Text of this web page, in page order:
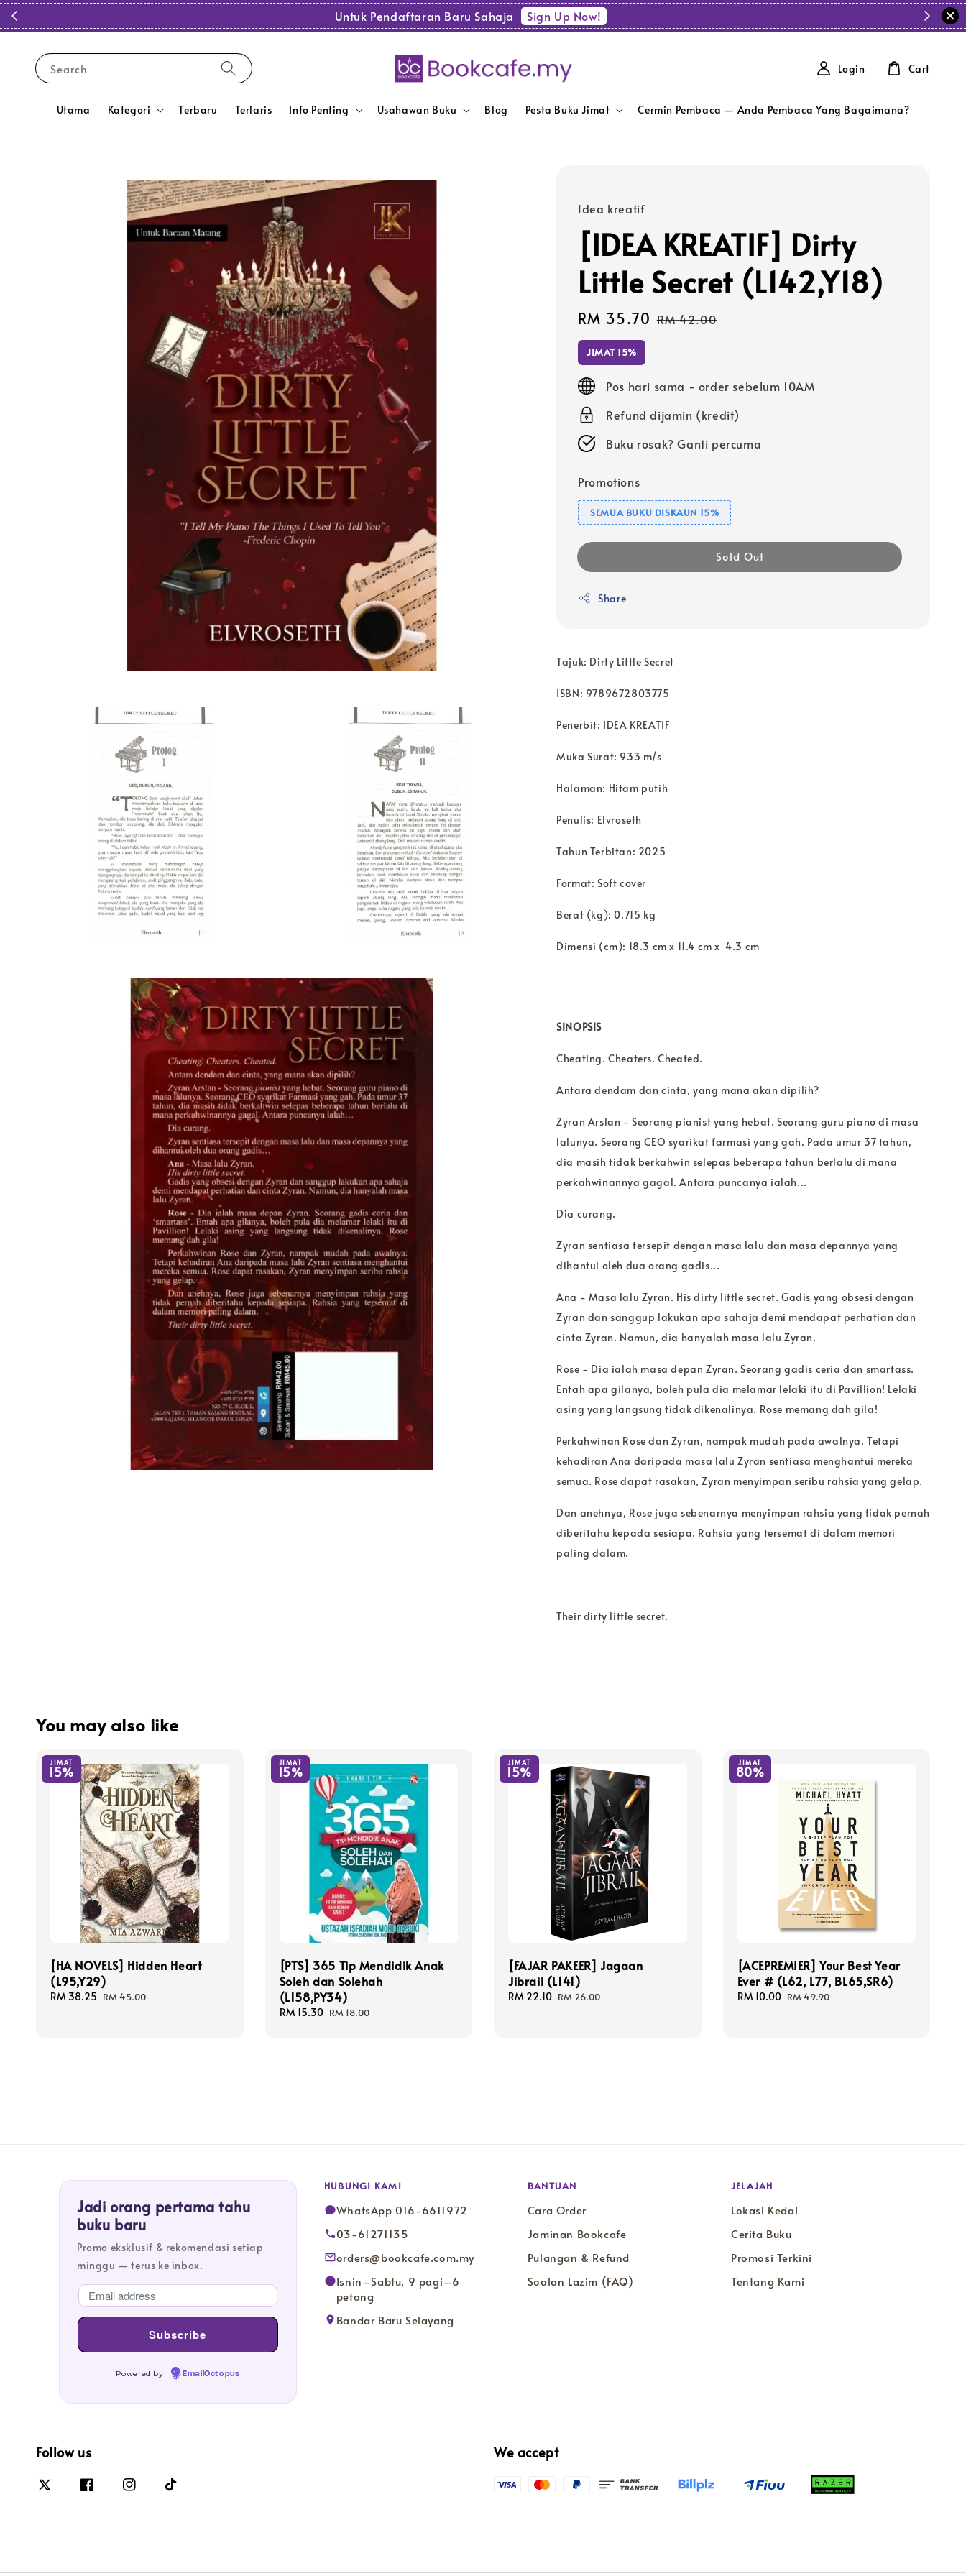
Untuk Pendaftaran Baru Sahaja Sign Up Now!
Search
Utama Kategori Terbaru Terlaris Info Penting Usahawan Buku Blog Pesta Buku Jimat Cermin Pembaca — Anda Pembaca Yang Bagaimana?
Login Cart
Idea kreatif
[IDEA KREATIF] Dirty
Little Secret (L142,Y18)
Sale
price
RM 35.70 Regular
RM 42.00
JIMAT 15%
Pos hari sama - order sebelum 10AM
Refund dijamin (kredit)
Buku rosak? Ganti percuma
Promotions
SEMUA BUKU DISKAUN 15%
Sold Out
Share
Tajuk: Dirty Little Secret
ISBN: 9789672803775
Penerbit: IDEA KREATIF
Muka Surat: 933 m/s
Halaman: Hitam putih
Penulis: Elvroseth
Tahun Terbitan: 2025
Format: Soft cover
Berat (kg): 0.715 kg
Dimensi (cm): 18.3 cm x 11.4 cm x 4.3 cm
SINOPSIS
Cheating. Cheaters. Cheated.
Antara dendam dan cinta, yang mana akan dipilih?
Zyran Arslan - Seorang pianist yang hebat. Seorang guru piano di masa
lalunya. Seorang CEO syarikat farmasi yang gah. Pada umur 37 tahun,
dia masih tidak berkahwin selepas beberapa tahun berlalu di mana
perkahwinannya gagal. Antara puncanya ialah...
Dia curang.
Zyran sentiasa tersepit dengan masa lalu dan masa depannya yang
dihantui oleh dua orang gadis...
Ana - Masa lalu Zyran. His dirty little secret. Gadis yang obsesi dengan
Zyran dan sanggup lakukan apa sahaja demi mendapat perhatian dan
cinta Zyran. Namun, dia hanyalah masa lalu Zyran.
Rose - Dia ialah masa depan Zyran. Seorang gadis ceria dan smartass.
Entah apa gilanya, boleh pula dia melamar lelaki itu di Pavillion! Lelaki
asing yang langsung tidak dikenalinya. Rose memang dah gila!
Perkahwinan Rose dan Zyran, nampak mudah pada awalnya. Tetapi
kehadiran Ana daripada masa lalu Zyran sentiasa menghantui mereka
semua. Rose dapat rasakan, Zyran menyimpan seribu rahsia yang gelap.
Dan anehnya, Rose juga sebenarnya menyimpan rahsia yang tidak pernah
diberitahu kepada sesiapa. Rahsia yang tersemat di dalam memori
paling dalam.
Their dirty little secret.
You may also like
JIMAT
15%
[HA NOVELS] Hidden Heart
(L95,Y29)
Sale
RM 38.25 Regular
RM 45.00
JIMAT
15%
[PTS] 365 Tip Mendidik Anak
Soleh dan Solehah
(L158,PY34)
Sale
RM 15.30 Regular
RM 18.00
JIMAT
15%
[FAJAR PAKEER] Jagaan
Jibrail (L141)
Sale
RM 22.10 Regular
RM 26.00
JIMAT
80%
[ACEPREMIER] Your Best Year
Ever # (L62, L77, BL65,SR6)
Sale
RM 10.00 Regular
RM 49.90
Jadi orang pertama tahu
buku baru
Promo eksklusif & rekomendasi setiap
minggu — terus ke inbox.
Powered by EmailOctopus
HUBUNGI KAMI
WhatsApp 016-6611972
03-61271135
orders@bookcafe.com.my
Isnin–Sabtu, 9 pagi–6
petang
Bandar Baru Selayang
BANTUAN
Cara Order
Jaminan Bookcafe
Pulangan & Refund
Soalan Lazim (FAQ)
JELAJAH
Lokasi Kedai
Cerita Buku
Promosi Terkini
Tentang Kami
Follow us We accept